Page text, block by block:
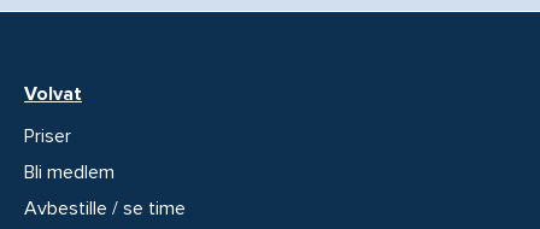
Volvat
Priser
Bli medlem
Avbestille / se time